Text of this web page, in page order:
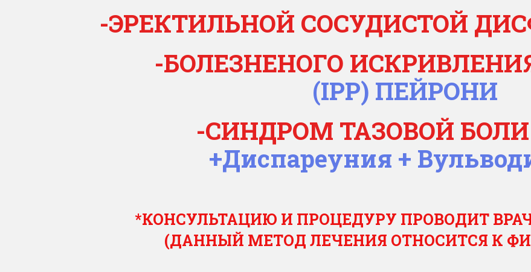
-ЭРЕКТИЛЬНОЙ СОСУДИСТОЙ
-БОЛЕЗНЕНОГО
(IPP) ПЕЙРОНИ
-СИНДРОМ ТАЗОВОЙ БОЛИ
+Диспареуния +
*КОНСУЛЬТАЦИЮ И ПРОЦЕДУРУ ПРОВОДИТ
(ДАННЫЙ МЕТОД ЛЕЧЕНИЯ ОТНОСИТСЯ К